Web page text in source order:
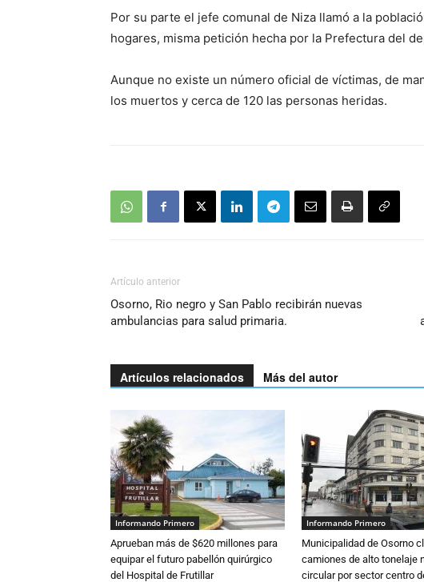
Por su parte el jefe comunal de Niza llamó a la
hogares, misma petición hecha por la Prefectura del
Aunque no existe un número oficial de víctimas, de
los muertos y cerca de 120 las personas heridas.
Artículo anterior
Osorno, Rio negro y San Pablo recibirán nuevas
ambulancias para salud primaria.
Artículos relacionados Más del autor
Informando Primero
Aprueban más de $620 millones para
equipar el futuro pabellón quirúrgico
del Hospital de Frutillar
Informando Primero
Municipalidad de Osorno
camiones de alto tonelaje
circular por sector centro